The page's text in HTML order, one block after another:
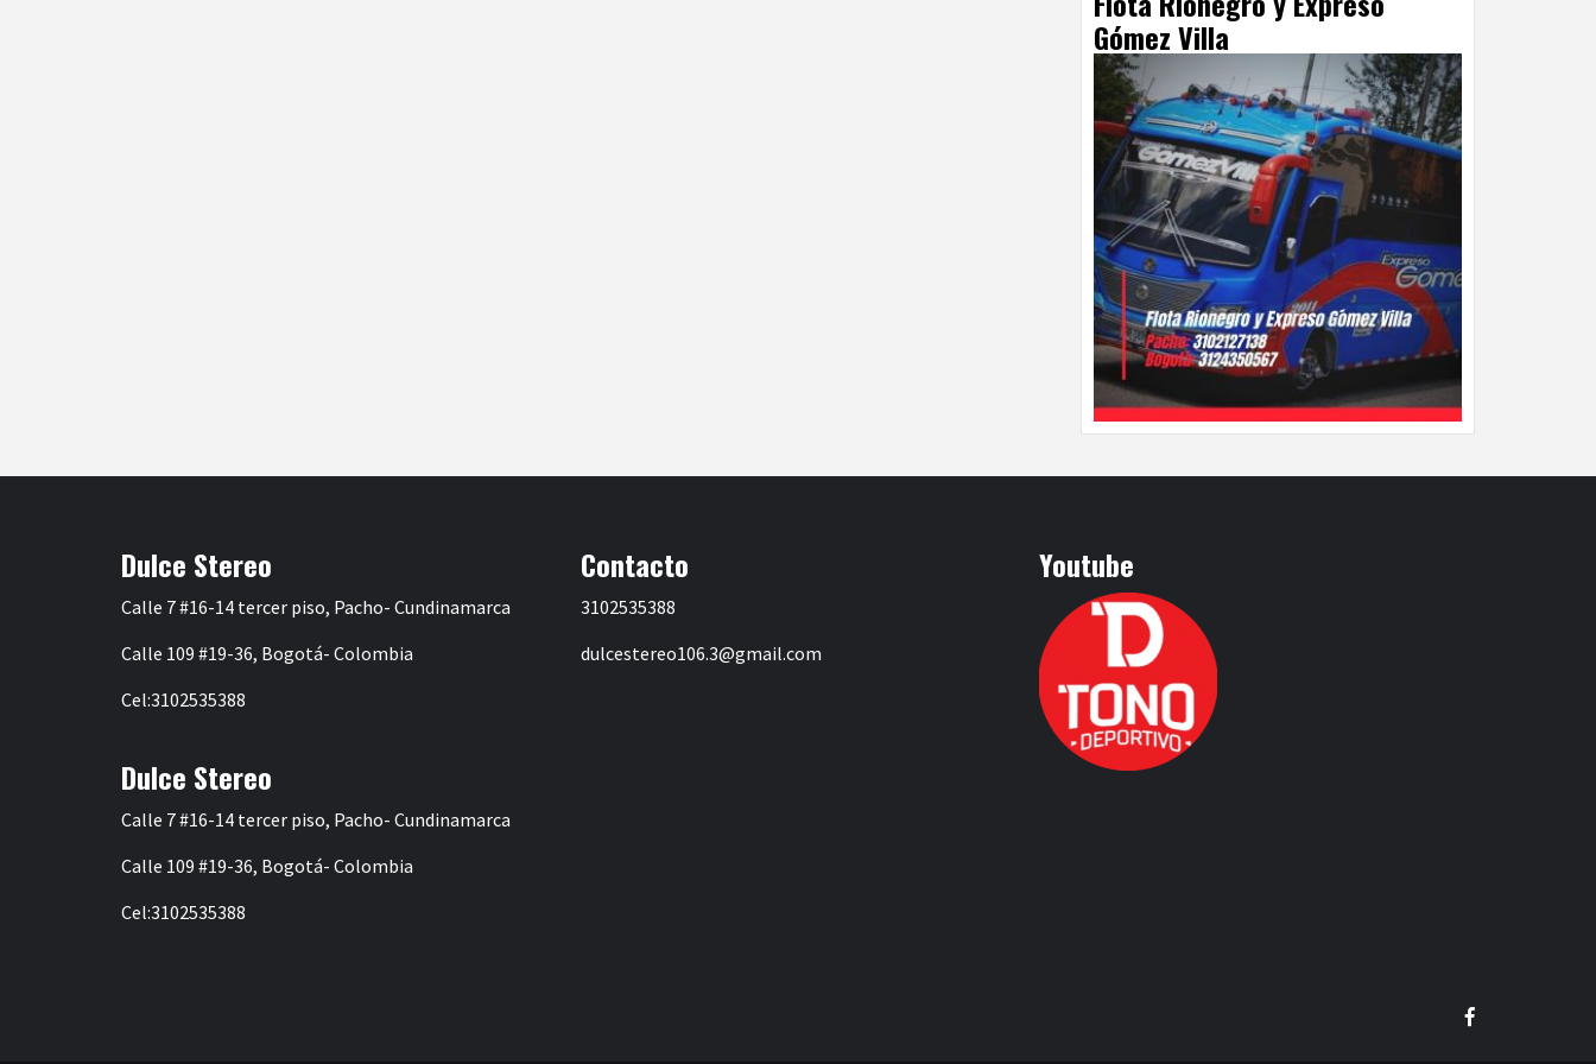
Gómez Villa
Dulce Stereo
Calle 7 #16-14 tercer piso, Pacho- Cundinamarca
Calle 109 #19-36, Bogotá- Colombia
Cel:3102535388
Dulce Stereo
Calle 7 #16-14 tercer piso, Pacho- Cundinamarca
Calle 109 #19-36, Bogotá- Colombia
Cel:3102535388
Contacto
3102535388
dulcestereo106.3@gmail.com
Youtube
Facebook